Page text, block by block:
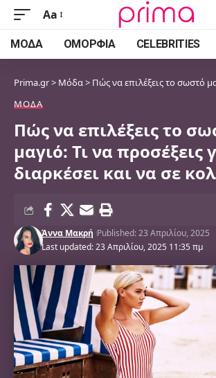
Font
Resizer
Aa
ΜΌΔΑ ΟΜΟΡΦΙΆ CELEBRITIES
Prima.gr> Μόδα> Πώς να επιλέξεις το σωστό μαγιό: Τι να προσέξεις
ΜΌΔΑ
Πώς να επιλέξεις το
μαγιό: Τι να προσέξεις
διαρκέσει και να σε
Last updated: 23 Απριλίου, 2025 11:35 πμ
Άννα Μακρή Published: 23 Απριλίου, 2025